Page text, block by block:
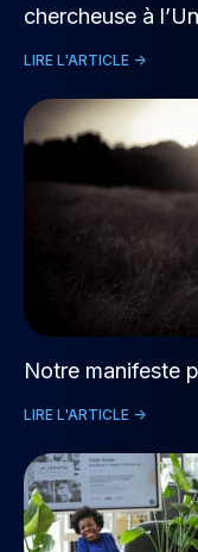
chercheuse à
LIRE L'ARTICLE ->
Notre manifeste
LIRE L'ARTICLE ->